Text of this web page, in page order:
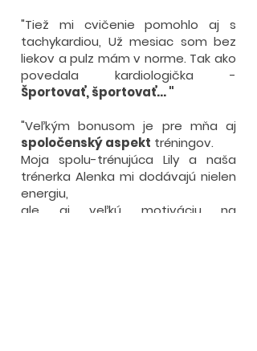
"Tiež mi cvičenie pomohlo aj s
tachykardiou, Už mesiac som bez
liekov a pulz mám v norme. Tak ako
povedala kardiologička -
Športovať, športovať... "
"Veľkým bonusom je pre mňa aj
spoločenský aspekt tréningov.
Moja spolu-trénujúca Lily a naša
trénerka Alenka mi dodávajú nielen
energiu,
ale aj veľkú motiváciu na